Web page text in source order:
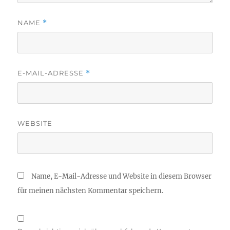
NAME *
E-MAIL-ADRESSE *
WEBSITE
Name, E-Mail-Adresse und Website in diesem Browser
für meinen nächsten Kommentar speichern.